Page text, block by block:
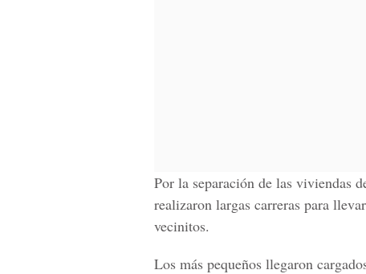
Por la separación de las viviendas
realizaron largas carreras para
vecinitos.
Los más pequeños llegaron